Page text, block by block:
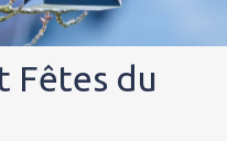
Fêtes du